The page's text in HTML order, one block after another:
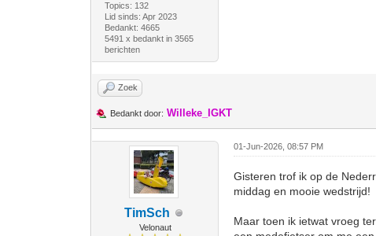
Topics: 132
Lid sinds: Apr 2023
Bedankt: 4665
5491 x bedankt in 3565
berichten
Zoek
Bedankt door: Willeke_IGKT
TimSch
Velonaut
01-Jun-2026, 08:57 PM
Gisteren trof ik op de
middag en mooie wedstrijd!
Maar toen ik ietwat vroeg